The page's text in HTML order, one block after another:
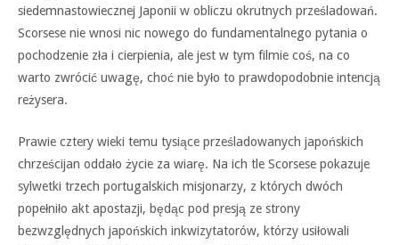
siedemnastowiecznej Japonii w obliczu okrutnych prześladowań.
Scorsese nie wnosi nic nowego do fundamentalnego pytania o
pochodzenie zła i cierpienia, ale jest w tym filmie coś, na co
warto zwrócić uwagę, choć nie było to prawdopodobnie intencją
reżysera.
Prawie cztery wieki temu tysiące prześladowanych japońskich
chrześcijan oddało życie za wiarę. Na ich tle Scorsese pokazuje
sylwetki trzech portugalskich misjonarzy, z których dwóch
popełniło akt apostazji, będąc pod presją ze strony
bezwzględnych japońskich inkwizytatorów, którzy usiłowali